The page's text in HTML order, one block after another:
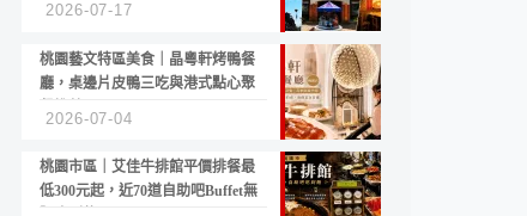
2026-07-17
桃園藝文特區美食｜晶粵軒烤鴨餐
廳，桌邊片皮鴨三吃與港式點心聚
2026-07-04
桃園市區｜艾佳牛排館平價排餐最
低300元起，近70道自助吧Buffet無